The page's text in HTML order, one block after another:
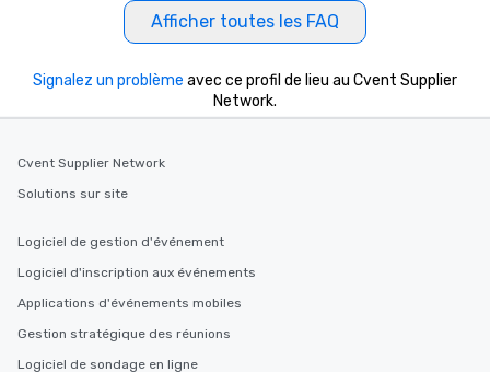
Afficher toutes les FAQ
Signalez un problème avec ce profil de lieu au Cvent Supplier
Network.
Cvent Supplier Network
Solutions sur site
Logiciel de gestion d'événement
Logiciel d'inscription aux événements
Applications d'événements mobiles
Gestion stratégique des réunions
Logiciel de sondage en ligne